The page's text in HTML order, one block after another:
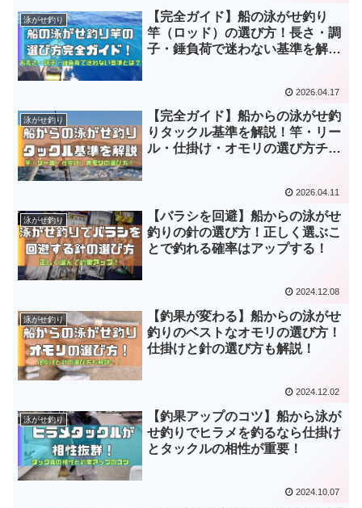
泳がせ釣り
【完全ガイド】船の泳がせ釣り
竿（ロッド）の選び方！長さ・調
子・錘負荷で迷わない基準を解
2026.04.17
泳がせ釣り
【完全ガイド】船からの泳がせ釣
りタックル基準を解説！竿・リー
ル・仕掛け・オモリの選び方チェ
2026.04.11
泳がせ釣り
【バラシを回避】船からの泳がせ
釣りの針の選び方！正しく選ぶこ
とで釣れる確率はアップする！
2024.12.08
泳がせ釣り
【釣果が変わる】船からの泳がせ
釣りのベストなオモリの選び方！
仕掛けと針の選び方も解説！
2024.12.02
泳がせ釣り
【釣果アップのコツ】船から泳が
せ釣りでヒラメを釣るなら仕掛け
とタックルの相性が重要！
2024.10.07